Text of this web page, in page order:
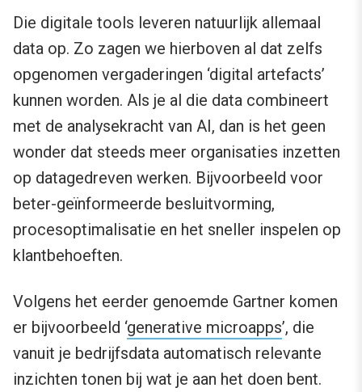
Die digitale tools leveren natuurlijk allemaal
data op. Zo zagen we hierboven al dat zelfs
opgenomen vergaderingen ‘digital artefacts’
kunnen worden. Als je al die data combineert
met de analysekracht van AI, dan is het geen
wonder dat steeds meer organisaties inzetten
op datagedreven werken. Bijvoorbeeld voor
beter-geïnformeerde besluitvorming,
procesoptimalisatie en het sneller inspelen op
klantbehoeften.
Volgens het eerder genoemde Gartner komen
er bijvoorbeeld ‘generative microapps’, die
vanuit je bedrijfsdata automatisch relevante
inzichten tonen bij wat je aan het doen bent.